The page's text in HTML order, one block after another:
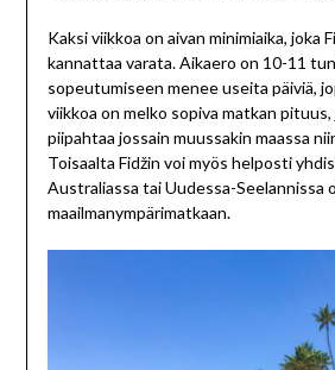
Kaksi viikkoa on aivan minimiaika, joka
kannattaa varata. Aikaero on 10-11
sopeutumiseen menee useita päiviä,
viikkoa on melko sopiva matkan
piipahtaa jossain muussakin maassa
Toisaalta Fidžin voi myös helposti
Australiassa tai Uudessa-Seelannissa
maailmanympärimatkaan.